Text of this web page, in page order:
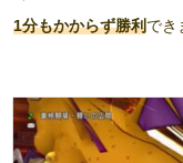
1分もかからず勝利でき